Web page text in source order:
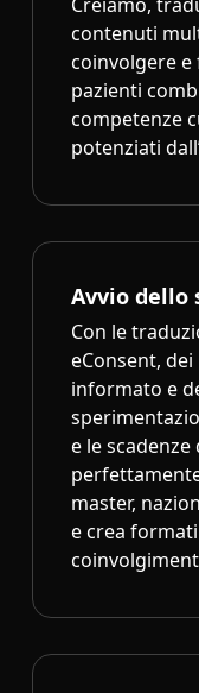
contenuti
coinvolgere
pazienti
competenze
potenziati
Avvio dello
Con le
eConsent,
informato e
e le
master,
e crea